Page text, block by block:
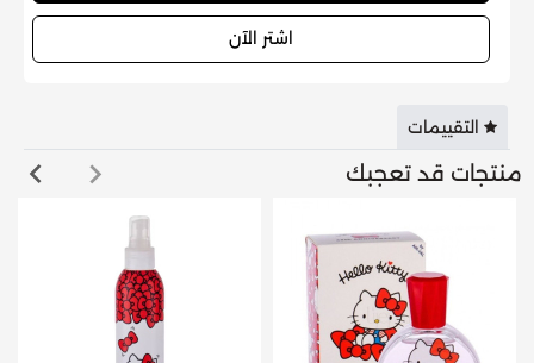
اشتر الآن
التقييمات
منتجات قد تعجبك